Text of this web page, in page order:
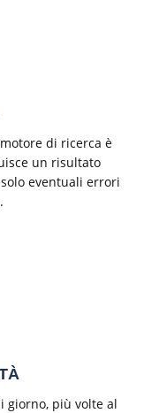
di ricerca è
un risultato
eventuali errori
giorno, più volte al